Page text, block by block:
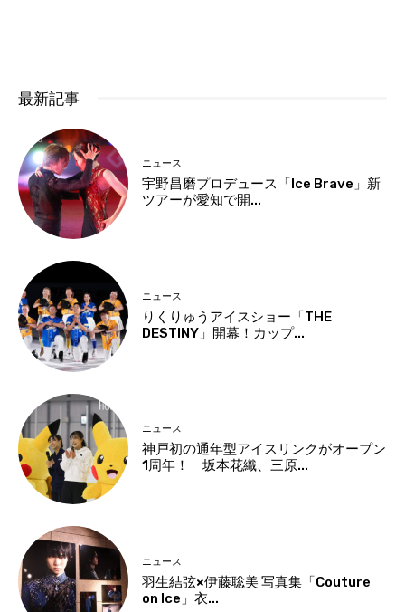
最新記事
ニュース
宇野昌磨プロデュース「Ice Brave」新
ツアーが愛知で開...
ニュース
りくりゅうアイスショー「THE
DESTINY」開幕！カップ...
ニュース
神戸初の通年型アイスリンクがオープン
1周年！ 坂本花織、三原...
ニュース
羽生結弦×伊藤聡美 写真集「Couture
on Ice」衣...